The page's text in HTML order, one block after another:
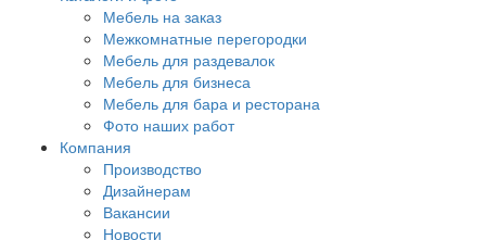
Мебель на заказ
Межкомнатные перегородки
Мебель для раздевалок
Мебель для бизнеса
Мебель для бара и ресторана
Фото наших работ
Компания
Производство
Дизайнерам
Вакансии
Новости